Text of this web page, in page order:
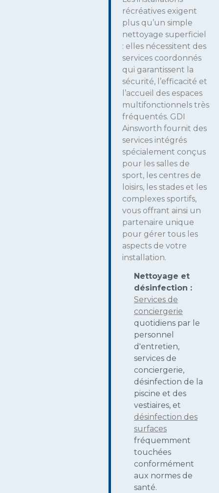
récréatives exigent
plus qu’un simple
nettoyage superficiel
: elles nécessitent des
services coordonnés
qui garantissent la
sécurité, l’efficacité et
l’accueil des espaces
multifonctionnels très
fréquentés. GDI
Ainsworth fournit des
services intégrés
spécialement conçus
pour les salles de
sport, les centres de
loisirs, les stades et les
complexes sportifs,
vous offrant ainsi un
partenaire unique
pour gérer tous les
aspects de votre
installation.
Nettoyage et
désinfection :
Services de
conciergerie
quotidiens par le
personnel
d'entretien,
services de
conciergerie,
désinfection de la
piscine et des
vestiaires, et
désinfection des
surfaces
fréquemment
touchées
conformément
aux normes de
santé.